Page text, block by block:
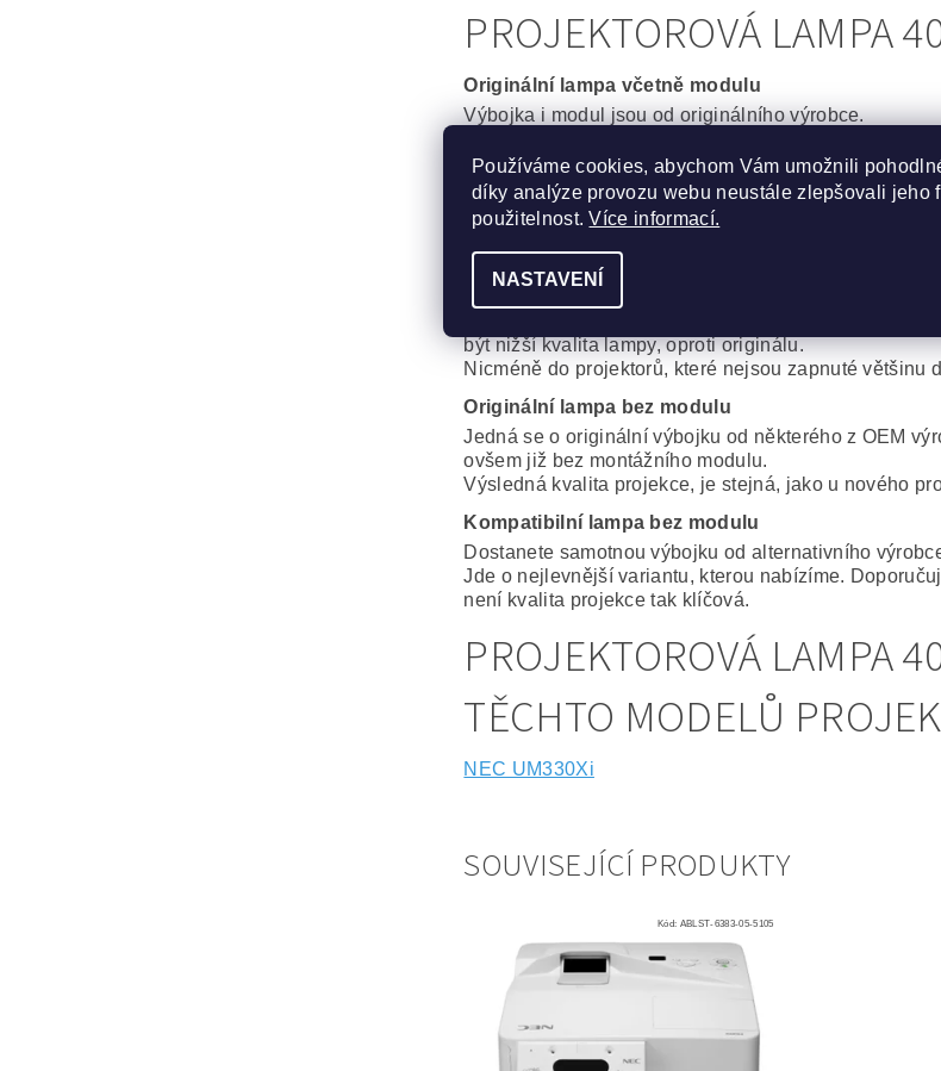
PROJEKTOROVÁ LAMPA
Originální lampa včetně modulu
Výbojka i modul jsou od originálního výrobce.
Generická lampa včetně modulu
Velmi dobré řešení, za dobrou cenu. Kvalitní
Phoenix, Iwasaki, Matsushita, Ushio) s montážním
Rozdíl oproti plnému originálu je minimální.
Kompatibilní lampa s modulem
Výbojka i modul od alternativního výrobce. Cenově
být nižší kvalita lampy, oproti originálu.
Nicméně do projektorů, které nejsou zapnuté většinu
Originální lampa bez modulu
Jedná se o originální výbojku od některého z OEM
ovšem již bez montážního modulu.
Výsledná kvalita projekce, je stejná, jako u nového
Kompatibilní lampa bez modulu
Dostanete samotnou výbojku od alternativního
Jde o nejlevnější variantu, kterou nabízíme.
není kvalita projekce tak klíčová.
PROJEKTOROVÁ LAMPA
TĚCHTO MODELŮ
NEC UM330Xi
SOUVISEJÍCÍ PRODUKTY
Kód: ABLST-6383-05-5105
Používáme cookies, abychom Vám umožnili
díky analýze provozu webu neustále zlepšovali jeho
použitelnost.Více informací.
NASTAVENÍ